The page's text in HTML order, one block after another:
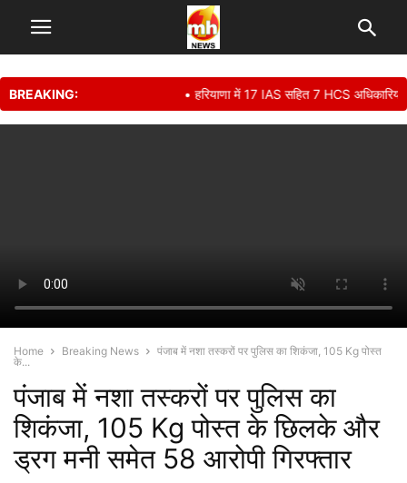
BREAKING: • हरियाणा में 17 IAS सहित 7 HCS अधिकारियों का
Home Breaking News
पंजाब में नशा तस्करों पर पुलिस का शिकंजा, 105 Kg पोस्त
के...
पंजाब में नशा तस्करों पर पुलिस का
शिकंजा, 105 Kg पोस्त के छिलके और
ड्रग मनी समेत 58 आरोपी गिरफ्तार